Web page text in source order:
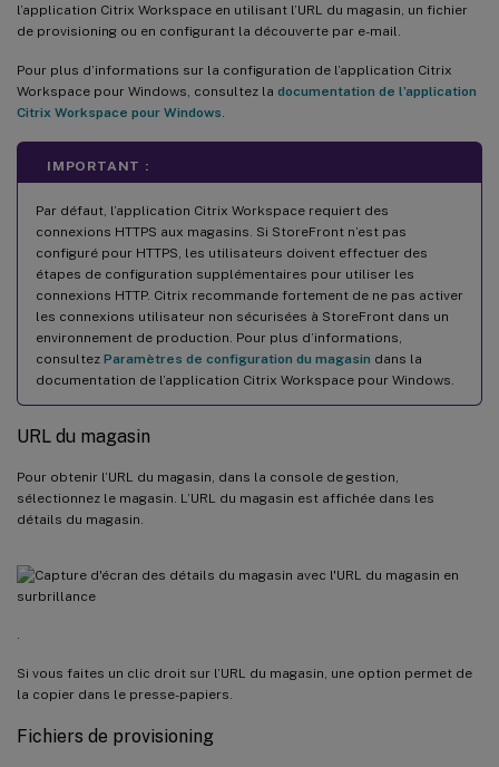
l’application Citrix Workspace en utilisant l’URL du magasin, un fichier
de provisioning ou en configurant la découverte par e-mail.
Pour plus d’informations sur la configuration de l’application Citrix
Workspace pour Windows, consultez la documentation de l’application
Citrix Workspace pour Windows
IMPORTANT :
Par défaut, l’application Citrix Workspace requiert des
connexions HTTPS aux magasins. Si StoreFront n’est pas
configuré pour HTTPS, les utilisateurs doivent effectuer des
étapes de configuration supplémentaires pour utiliser les
connexions HTTP. Citrix recommande fortement de ne pas activer
les connexions utilisateur non sécurisées à StoreFront dans un
environnement de production. Pour plus d’informations,
consultez Paramètres de configuration du magasin dans la
documentation de l’application Citrix Workspace pour Windows.
URL du magasin
Pour obtenir l’URL du magasin, dans la console de gestion,
sélectionnez le magasin. L’URL du magasin est affichée dans les
détails du magasin.
Si vous faites un clic droit sur l’URL du magasin, une option permet de
la copier dans le presse-papiers.
Fichiers de provisioning